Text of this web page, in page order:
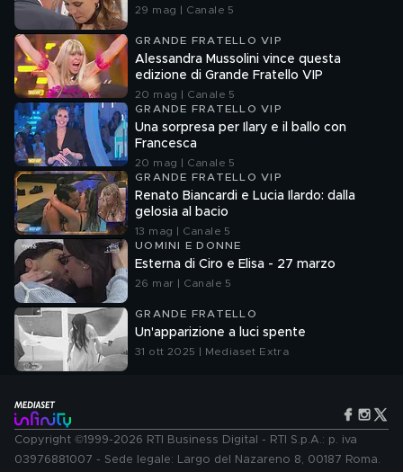
29 mag | Canale 5
GRANDE FRATELLO VIP
Alessandra Mussolini vince questa
edizione di Grande Fratello VIP
20 mag | Canale 5
GRANDE FRATELLO VIP
Una sorpresa per Ilary e il ballo con
Francesca
20 mag | Canale 5
GRANDE FRATELLO VIP
Renato Biancardi e Lucia Ilardo: dalla
gelosia al bacio
13 mag | Canale 5
UOMINI E DONNE
Esterna di Ciro e Elisa - 27 marzo
26 mar | Canale 5
GRANDE FRATELLO
Un'apparizione a luci spente
31 ott 2025 | Mediaset Extra
Copyright ©1999-2026 RTI Business Digital - RTI S.p.A.: p. iva
03976881007 - Sede legale: Largo del Nazareno 8, 00187 Roma.